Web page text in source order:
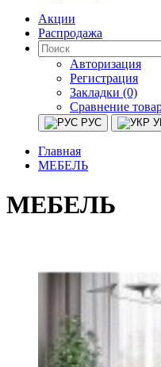
Акции
Распродажа
Авторизация
Регистрация
Закладки (0)
Сравнение
РУС
Главная
МЕБЕЛЬ
МЕБЕЛЬ